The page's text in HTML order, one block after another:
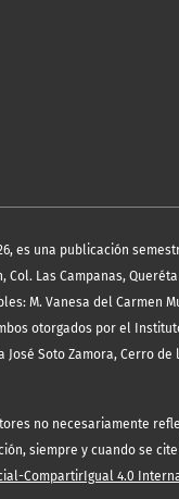
es una publicación
Las Campanas,
M. Vanesa del Carmen
ambos otorgados por el
Soto Zamora, Cerro
no necesariamente
siempre y cuando se
CompartirIgual 4.0